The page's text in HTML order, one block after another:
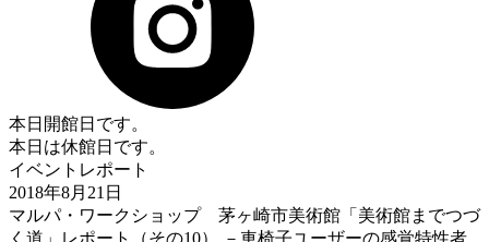
本日開館日です。
本日は休館日です。
イベントレポート
2018年8月21日
マルパ・ワークショップ 茅ヶ崎市美術館「美術館までつづ
く道」レポート（その10） －車椅子ユーザーの感覚特性者